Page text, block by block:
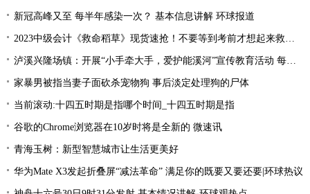
新冠高峰又至 每半年感染一次？ 基本信息讲解 环球报道
2023中级会计《救命稻草》现货速抢！不要等到考前才想起来救命稻草！
泸溪兴隆场镇：开展“小手牵大手，爱护能溪河”宣传教育活动 每日速读
家暴男被指当妻子面砍杀宠物狗 事后淡定处理狗的尸体
当前滚动:十四五时期是指哪个时间_十四五时期是指
谷歌的Chrome浏览器在10岁时将是全新的 微速讯
青海玉树：新型智慧城市让生活更美好
华为Mate X3发起折叠屏“减法革命” 满足你的既要又要还要|环球热议